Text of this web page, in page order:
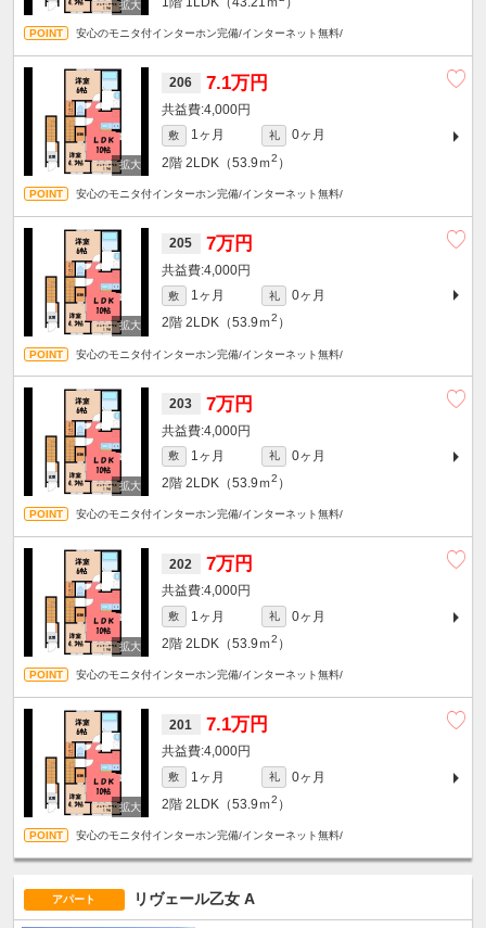
安心のモニタ付インターホン完備/インターネット無料/
206 7.1万円
4,000円
敷 1ヶ月 礼
0ヶ月
2階 2LDK（53.9ｍ2 ）
安心のモニタ付インターホン完備/インターネット無料/
205 7万円
4,000円
敷 1ヶ月 礼
0ヶ月
2階 2LDK（53.9ｍ2 ）
安心のモニタ付インターホン完備/インターネット無料/
203 7万円
4,000円
敷 1ヶ月 礼
0ヶ月
2階 2LDK（53.9ｍ2 ）
安心のモニタ付インターホン完備/インターネット無料/
202 7万円
4,000円
敷 1ヶ月 礼
0ヶ月
2階 2LDK（53.9ｍ2 ）
安心のモニタ付インターホン完備/インターネット無料/
201 7.1万円
4,000円
敷 1ヶ月 礼
0ヶ月
2階 2LDK（53.9ｍ2 ）
安心のモニタ付インターホン完備/インターネット無料/
アパート リヴェール乙女 A